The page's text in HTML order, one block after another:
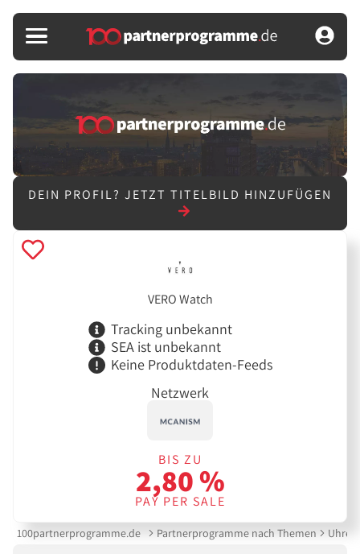
DEIN PROFIL? JETZT TITELBILD HINZUFÜGEN
VERO Watch
Tracking unbekannt
SEA ist unbekannt
Keine Produktdaten-Feeds
Netzwerk
BIS ZU
2,80 %
PAY PER SALE
100partnerprogramme.de Partnerprogramme nach Themen Uhren